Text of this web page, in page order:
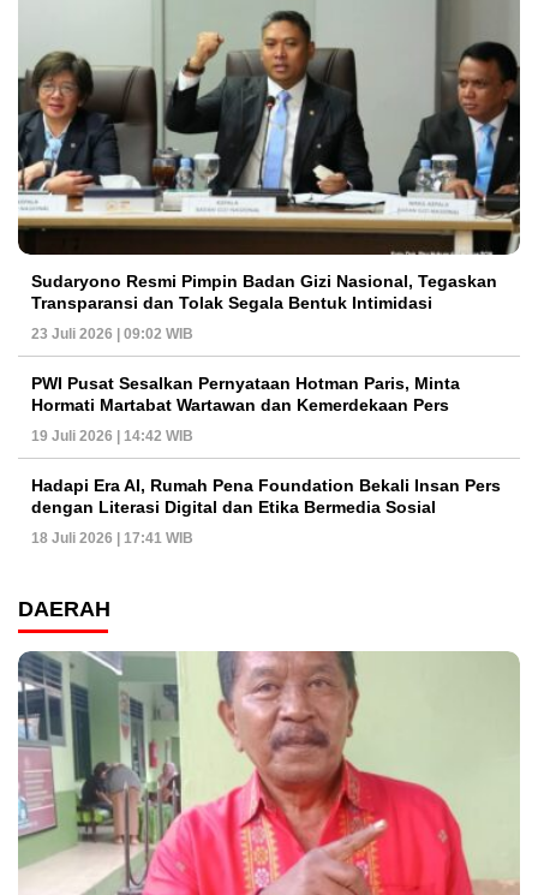
Sudaryono Resmi Pimpin Badan Gizi Nasional, Tegaskan
Transparansi dan Tolak Segala Bentuk Intimidasi
23 Juli 2026 | 09:02 WIB
PWI Pusat Sesalkan Pernyataan Hotman Paris, Minta
Hormati Martabat Wartawan dan Kemerdekaan Pers
19 Juli 2026 | 14:42 WIB
Hadapi Era AI, Rumah Pena Foundation Bekali Insan Pers
dengan Literasi Digital dan Etika Bermedia Sosial
18 Juli 2026 | 17:41 WIB
DAERAH